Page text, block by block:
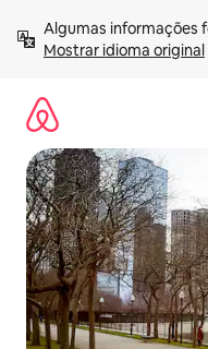
para
Mostrar idioma original